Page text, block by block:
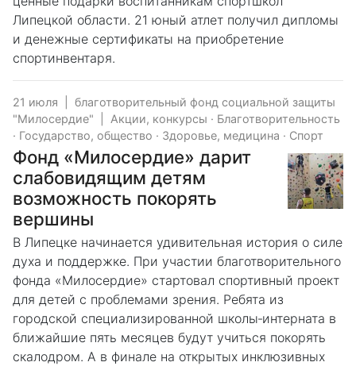
Липецкой области. 21 юный атлет получил дипломы
и денежные сертификаты на приобретение
спортинвентаря.
21 июля
благотворительный фонд социальной защиты
"Милосердие"
Акции, конкурсы · Благотворительность
· Государство, общество · Здоровье, медицина · Спорт
Фонд «Милосердие» дарит
слабовидящим детям
возможность покорять
вершины
В Липецке начинается удивительная история о силе
духа и поддержке. При участии благотворительного
фонда «Милосердие» стартовал спортивный проект
для детей с проблемами зрения. Ребята из
городской специализированной школы‑интерната в
ближайшие пять месяцев будут учиться покорять
скалодром. А в финале на открытых инклюзивных